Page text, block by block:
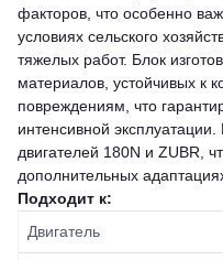
факторов, что особенно
условиях сельского
тяжелых работ. Блок
материалов, устойчивых к
повреждениям, что
интенсивной
двигателей 180N и ZUBR,
дополнительных
Подходит к:
Двигатель